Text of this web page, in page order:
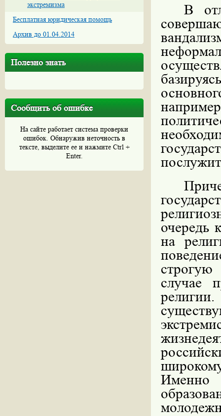
экстремизма
Бесплатная юридическая помощь
Архив до 01.04.2014
Полезно знать
Сообщить об ошибке
На сайте работает система проверки
ошибок. Обнаружив неточность в
тексте, выделите ее и нажмите Ctrl +
Enter.
В
очередь
на
случае
Именно